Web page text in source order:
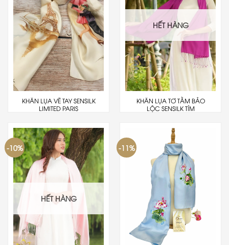
KHĂN LỤA VẼ TAY SENSILK
LIMITED PARIS
HẾT HÀNG
KHĂN LỤA TƠ TẰM BẢO
LỘC SENSILK TÍM
-10%
HẾT HÀNG
-11%